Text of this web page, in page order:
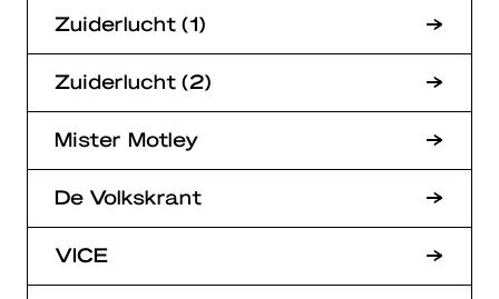
Zuiderlucht (1)
Zuiderlucht (2)
Mister Motley
De Volkskrant
VICE